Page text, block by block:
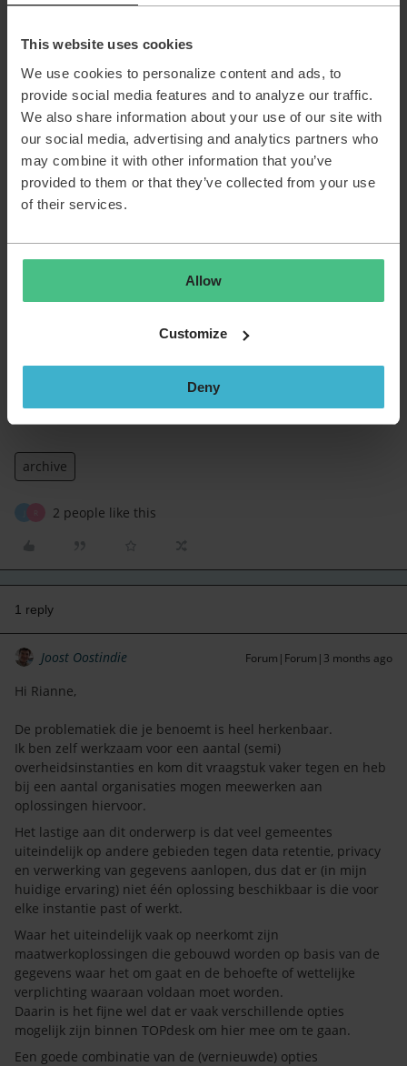
This website uses cookies
We use cookies to personalize content and ads, to
provide social media features and to analyze our traffic.
We also share information about your use of our site with
our social media, advertising and analytics partners who
may combine it with other information that you’ve
provided to them or that they’ve collected from your use
of their services.
Allow
Customize
Deny
Oproep aan de community
Wij zijn benieuwd naar jullie ervaringen:
Herkennen andere gemeenten of overheidsorganisaties
dit vraagstuk?
Hoe hebben jullie archivering en vernietiging binnen
TOPdesk ingericht?
Wordt er gewerkt met maatwerk, koppelingen met DMS,
Hoe borgen jullie continuïteit en compliance bij
wijzigingen vanuit TOPdesk?
organisaties die dit al hebben opgelost of tegen dezelfde
Rianne namens Gemeente Zoetermeer
archive
2 people like this
1 reply
Joost Oostindie Forum|Forum|3 months ago
Hi Rianne,
De problematiek die je benoemt is heel herkenbaar.
Ik ben zelf werkzaam voor een aantal (semi)
overheidsinstanties en kom dit vraagstuk vaker tegen en heb
bij een aantal organisaties mogen meewerken aan
oplossingen hiervoor.
Het lastige aan dit onderwerp is dat veel gemeentes
uiteindelijk op andere gebieden tegen data retentie, privacy
en verwerking van gegevens aanlopen, dus dat er (in mijn
huidige ervaring) niet één oplossing beschikbaar is die voor
elke instantie past of werkt.
Waar het uiteindelijk vaak op neerkomt zijn
maatwerkoplossingen die gebouwd worden op basis van de
gegevens waar het om gaat en de behoefte of wettelijke
verplichting waaraan voldaan moet worden.
Daarin is het fijne wel dat er vaak verschillende opties
mogelijk zijn binnen TOPdesk om hier mee om te gaan.
Een goede combinatie van de (vernieuwde) opties